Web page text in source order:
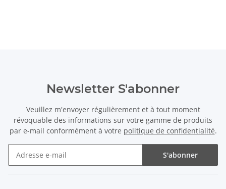
Newsletter S'abonner
Veuillez m'envoyer régulièrement et à tout moment
révoquable des informations sur votre gamme de produits
par e-mail conformément à votre politique de confidentialité.
S'abonner